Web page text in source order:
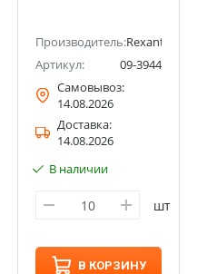
Производитель:Rexant
Артикул:
09-3944
Самовывоз:
14.08.2026
Доставка:
14.08.2026
В наличии
шт
В КОРЗИНУ